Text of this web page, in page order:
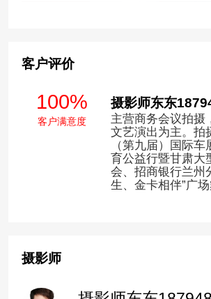
客户评价
100%
客户满意度
摄影师东东
主营商务会议拍摄
文艺演出为主。拍
（第九届）国际
育公益行暨甘肃大
会、招商银行兰州
生、金卡相伴”广场
摄影师